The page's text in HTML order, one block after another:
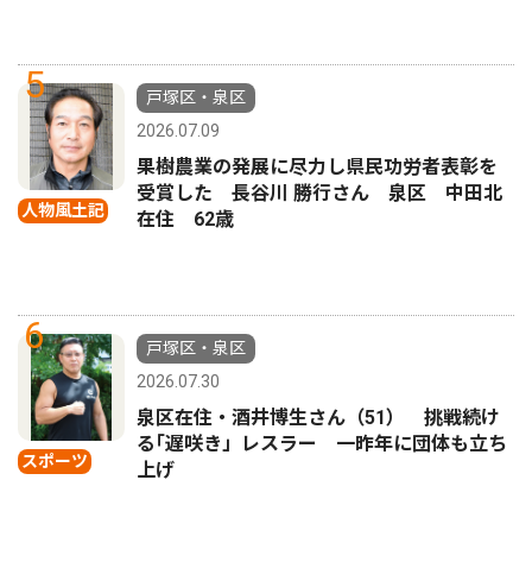
5
人物風土記
戸塚区・泉区
2026.07.09
果樹農業の発展に尽力し県民功労者表彰を
受賞した 長谷川 勝行さん 泉区 中田北
在住 62歳
6
スポーツ
戸塚区・泉区
2026.07.30
泉区在住・酒井博生さん（51） 挑戦続け
る｢遅咲き」レスラー 一昨年に団体も立ち
上げ